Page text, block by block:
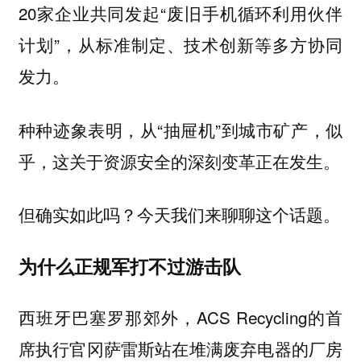
20家企业共同发起“废旧手机循环利用伙伴
计划”，从标准制定、技术创新等多方协同
发力。
种种迹象表明，从“抽屉机”到城市矿产，似
乎，这关于资源安全的深刻变革正在发生。
但确实如此吗？今天我们来聊聊这个话题。
为什么正规军打不过游击队
西班牙巴塞罗那郊外，ACS Recycling的首
席执行官冈萨雷斯站在堆满废弃电器的厂房